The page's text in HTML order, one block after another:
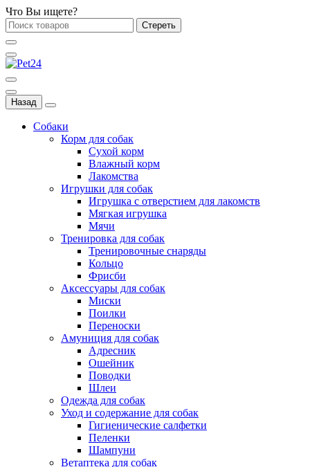
Что Вы ищете?
Стереть
Назад
Собаки
Корм для собак
Сухой корм
Влажный корм
Лакомства
Игрушки для собак
Игрушка с отверстием для лакомств
Мягкая игрушка
Мячи
Тренировка для собак
Тренировочные снаряды
Кольцо
Фрисби
Аксессуары для собак
Миски
Поилки
Переноски
Амуниция для собак
Адресник
Ошейник
Поводки
Шлеи
Одежда для собак
Уход и содержание для собак
Гигиенические салфетки
Пеленки
Шампуни
Ветаптека для собак